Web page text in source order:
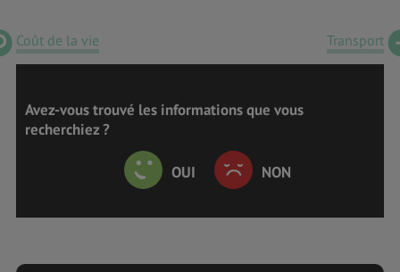
Coût de la vie Transport
Avez-vous trouvé les informations que vous
recherchiez ?
OUI NON